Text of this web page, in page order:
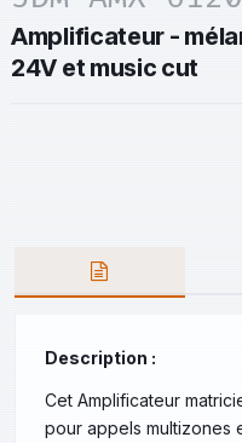
Amplificateur -
24V et music cut
Description :
Cet Amplificateur
pour appels multizones